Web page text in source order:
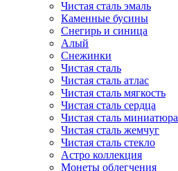
Чистая сталь эмаль
Каменные бусины
Снегирь и синица
Алый
Снежинки
Чистая сталь
Чистая сталь атлас
Чистая сталь мягкость
Чистая сталь сердца
Чистая сталь миниатюра
Чистая сталь жемчуг
Чистая сталь стекло
Астро коллекция
Монеты облегчения